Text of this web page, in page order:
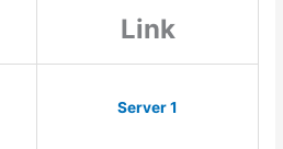
Link
Server 1